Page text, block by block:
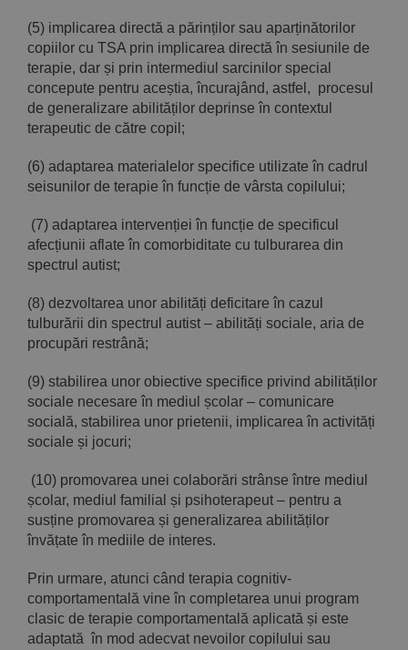
(5) implicarea directă a părinților sau aparținătorilor
copiilor cu TSA prin implicarea directă în sesiunile de
terapie, dar și prin intermediul sarcinilor special
concepute pentru aceștia, încurajând, astfel, procesul
de generalizare abilităților deprinse în contextul
terapeutic de către copil;
(6) adaptarea materialelor specifice utilizate în cadrul
seisunilor de terapie în funcție de vârsta copilului;
(7) adaptarea intervenției în funcție de specificul
afecțiunii aflate în comorbiditate cu tulburarea din
spectrul autist;
(8) dezvoltarea unor abilități deficitare în cazul
tulburării din spectrul autist – abilități sociale, aria de
procupări restrână;
(9) stabilirea unor obiective specifice privind abilităților
sociale necesare în mediul școlar – comunicare
socială, stabilirea unor prietenii, implicarea în activități
sociale și jocuri;
(10) promovarea unei colaborări strânse între mediul
școlar, mediul familial și psihoterapeut – pentru a
susține promovarea și generalizarea abilităților
învățate în mediile de interes.
Prin urmare, atunci când terapia cognitiv-
comportamentală vine în completarea unui program
clasic de terapie comportamentală aplicată și este
adaptată în mod adecvat nevoilor copilului sau